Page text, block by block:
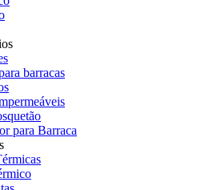
barracas
para Barraca